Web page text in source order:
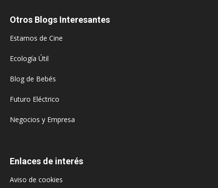
Otros Blogs Interesantes
Estamos de Cine
Ecología Útil
Blog de Bebés
Futuro Eléctrico
Negocios y Empresa
Enlaces de interés
Aviso de cookies